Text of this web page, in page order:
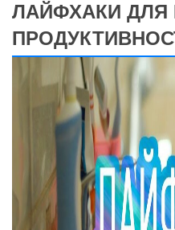
ЛАЙФХАКИ ДЛЯ